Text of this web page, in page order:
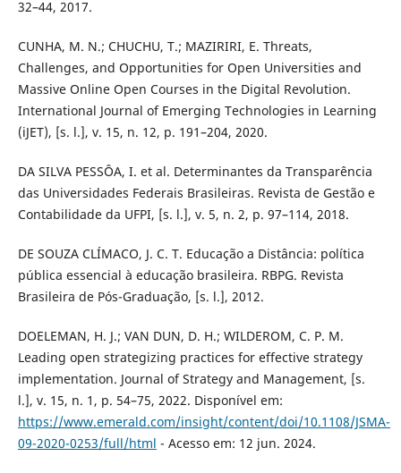
32–44, 2017.
CUNHA, M. N.; CHUCHU, T.; MAZIRIRI, E. Threats,
Challenges, and Opportunities for Open Universities and
Massive Online Open Courses in the Digital Revolution.
International Journal of Emerging Technologies in Learning
(iJET), [s. l.], v. 15, n. 12, p. 191–204, 2020.
DA SILVA PESSÔA, I. et al. Determinantes da Transparência
das Universidades Federais Brasileiras. Revista de Gestão e
Contabilidade da UFPI, [s. l.], v. 5, n. 2, p. 97–114, 2018.
DE SOUZA CLÍMACO, J. C. T. Educação a Distância: política
pública essencial à educação brasileira. RBPG. Revista
Brasileira de Pós-Graduação, [s. l.], 2012.
DOELEMAN, H. J.; VAN DUN, D. H.; WILDEROM, C. P. M.
Leading open strategizing practices for effective strategy
implementation. Journal of Strategy and Management, [s.
l.], v. 15, n. 1, p. 54–75, 2022. Disponível em:
https://www.emerald.com/insight/content/doi/10.1108/JSMA-
09-2020-0253/full/html - Acesso em: 12 jun. 2024.